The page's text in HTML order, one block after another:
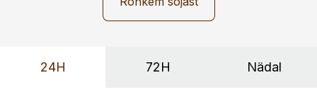
24H 72H Nädal